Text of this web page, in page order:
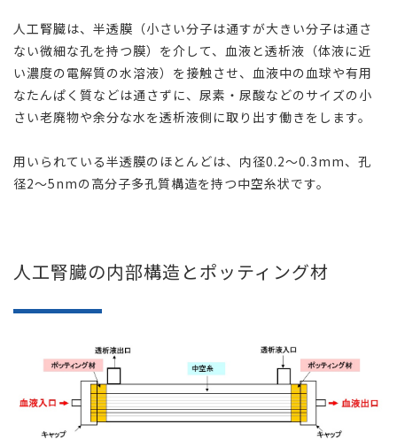
人工腎臓は、半透膜（小さい分子は通すが大きい分子は通さ
ない微細な孔を持つ膜）を介して、血液と透析液（体液に近
い濃度の電解質の水溶液）を接触させ、血液中の血球や有用
なたんぱく質などは通さずに、尿素・尿酸などのサイズの小
さい老廃物や余分な水を透析液側に取り出す働きをします。
用いられている半透膜のほとんどは、内径0.2～0.3mm、孔
径2～5nmの高分子多孔質構造を持つ中空糸状です。
人工腎臓の内部構造とポッティング材